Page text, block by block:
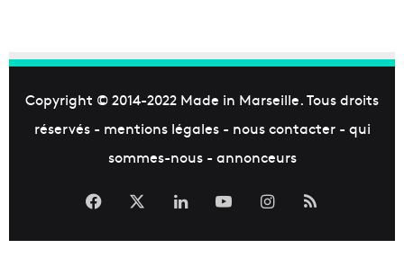
Copyright © 2014-2022 Made in Marseille. Tous droits
réservés - mentions légales- nous contacter- qui
sommes-nous- annonceurs
Facebook LinkedinYouTubeInstagram